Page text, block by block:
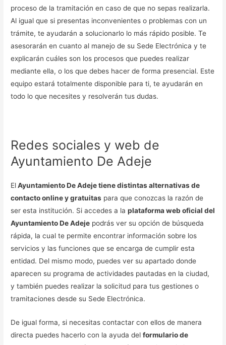
proceso de la tramitación en caso de que no sepas realizarla.
Al igual que si presentas inconvenientes o problemas con un
trámite, te ayudarán a solucionarlo lo más rápido posible. Te
asesorarán en cuanto al manejo de su Sede Electrónica y te
explicarán cuáles son los procesos que puedes realizar
mediante ella, o los que debes hacer de forma presencial. Este
equipo estará totalmente disponible para ti, te ayudarán en
todo lo que necesites y resolverán tus dudas.
Redes sociales y web de
Ayuntamiento De Adeje
ElAyuntamiento De Adeje tiene distintas alternativas de
contacto online y gratuitas para que conozcas la razón de
ser esta institución. Si accedes a laplataforma web oficial del
Ayuntamiento De Adeje podrás ver su opción de búsqueda
rápida, la cual te permite encontrar información sobre los
servicios y las funciones que se encarga de cumplir esta
entidad. Del mismo modo, puedes ver su apartado donde
aparecen su programa de actividades pautadas en la ciudad,
y también puedes realizar la solicitud para tus gestiones o
tramitaciones desde su Sede Electrónica.
De igual forma, si necesitas contactar con ellos de manera
directa puedes hacerlo con la ayuda delformulario de